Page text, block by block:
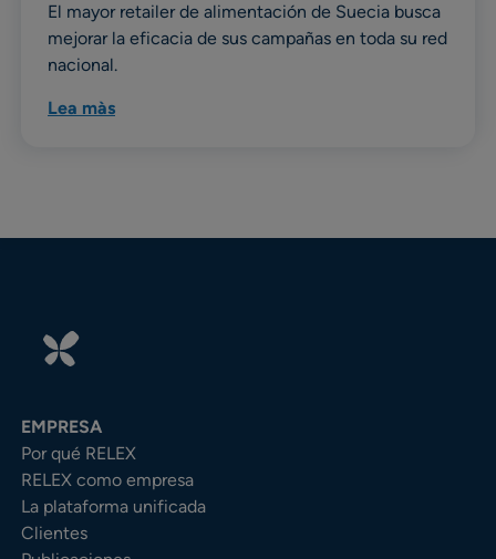
El mayor retailer de alimentación de Suecia busca
mejorar la eficacia de sus campañas en toda su red
nacional.
Lea màs
EMPRESA
Por qué RELEX
RELEX como empresa
La plataforma unificada
Clientes